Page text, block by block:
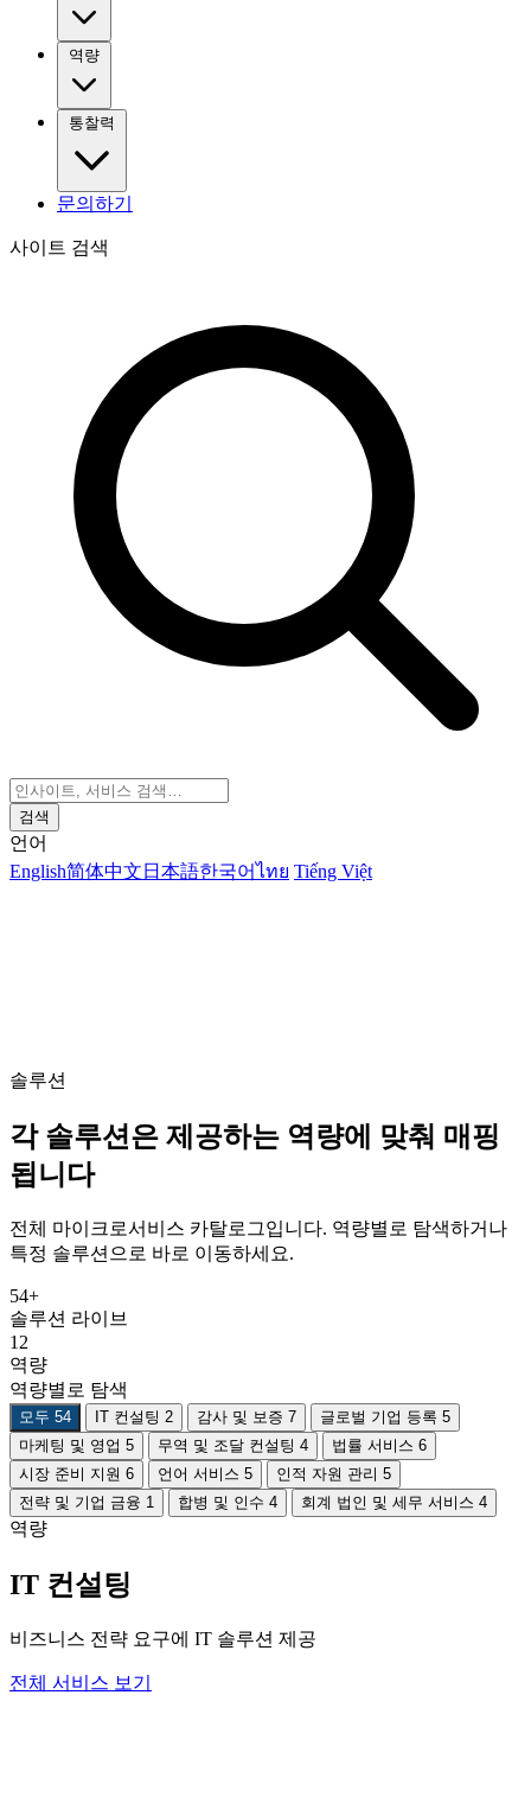
역량
통찰력
문의하기
사이트 검색
검색
언어
English简体中文 日本語한국어ไทย Tiếng Việt
솔루션
각 솔루션은 제공하는 역량에 맞춰 매핑
됩니다
전체 마이크로서비스 카탈로그입니다. 역량별로 탐색하거나
특정 솔루션으로 바로 이동하세요.
54+
솔루션 라이브
12
역량
역량별로 탐색
모두 54 IT 컨설팅 2 감사 및 보증 7 글로벌 기업 등록 5
마케팅 및 영업 5 무역 및 조달 컨설팅 4 법률 서비스 6
시장 준비 지원 6 언어 서비스 5 인적 자원 관리 5
전략 및 기업 금융 1 합병 및 인수 4 회계 법인 및 세무 서비스 4
역량
IT 컨설팅
비즈니스 전략 요구에 IT 솔루션 제공
전체 서비스 보기